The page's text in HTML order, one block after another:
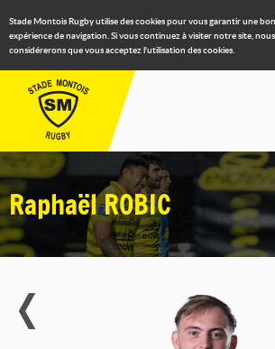
Stade Montois Rugby utilise des cookies pour vous garantir une
expérience de navigation. Si vous continuez à visiter notre site, nous
considérerons que vous acceptez l'utilisation des cookies.
RaphaëlROBIC